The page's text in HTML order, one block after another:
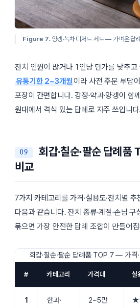
Figure 7. 양갱·녹차 디저트 세트 — 가벼운 답
잔치 인원이 많거나 1인당 단가를 낮추
유통기한 2~3개월이라 사전 주문 부담
포장이 간편합니다. 강정·약과·양갱이 함
원대에서 격식 있는 답례로 자주 쓰입니다.
회갑·칠순·팔순 답례품
비교
7가지 카테고리를 가격·실용도·잔치별 추
다음과 같습니다. 잔치 종류·계절·손님
묶으면 가장 안전한 답례 조합이 만들어
회갑·칠순·팔순 답례품 TOP 7 — 가격·
# 카테고리 가격대 실
1
한과·
2~5만